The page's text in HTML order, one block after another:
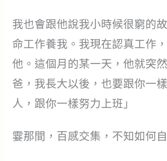
我也會跟他說我小時候很窮的
命工作養我。我現在認真工作
他。這個月的某一天，他就突
爸，我長大以後，也要跟你一
人，跟你一樣努力上班」
霎那間，百感交集，不知如何自